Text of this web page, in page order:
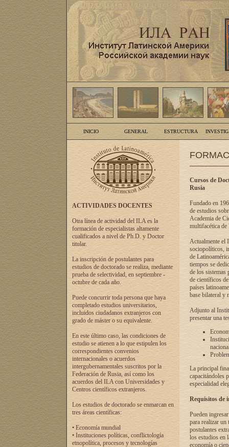
INICIO GENERAL ESTRUCTURA
ACTIVIDADES DOCENTES
Otra línea de actividad del ILA es la
formación de especialistas altamente
cualificados a nivel de Ph.D. y Doctor
titular.
La inscripción de postulantes para
estudios de doctorado se realiza, mediante
prueba de selectividad, en septiembre -
octubre de cada año.
Puede concurrir toda persona que haya
completado estudios universitarios,
incluidos ciudadanos extranjeros con
grado de máster o su equivalente.
En este último caso, las condiciones de
estudio se atienen a lo que estipulen los
correspondientes convenios
internacionales o acuerdos
intergubernamentales suscritos por la
Federación de Rusia, así como los
acuerdos del ILA con Universidades y
Centros científicos extranjeros.
Los estudios de doctorado se enmarcan en
tres áreas científicas:
• Economía mundial
• Instituciones políticas, conflictología
etnopolítica, procesos y tecnologías
Cursos de
Rusia
Fundado en
de estudios
Academia de
multifacética de
Actualmente el
sociopolíticos,
de
tiempos se
de los sistemas
de científicos
países
base bilateral y
Adjunto al
presentar una
La principal
capacitándoles
especialidad
Requisitos de
Pueden
para realizar un
postulantes
los estudios en
economía o